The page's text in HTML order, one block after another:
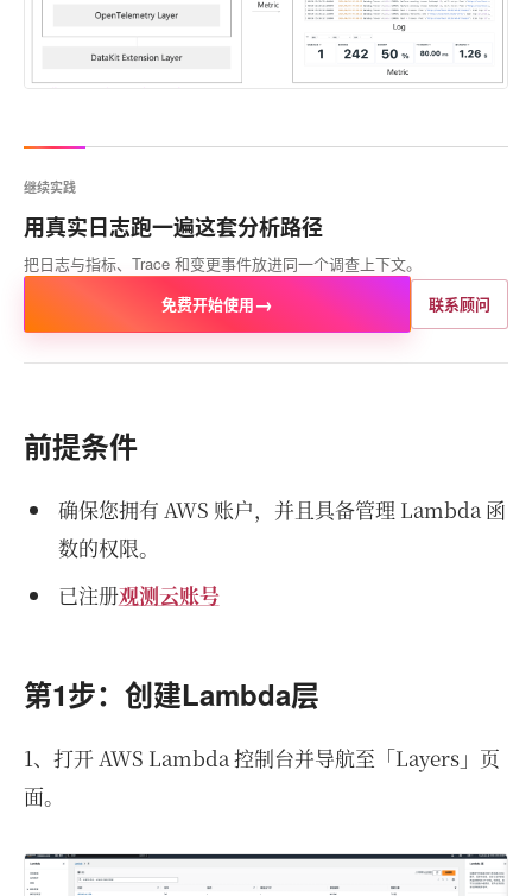
继续实践
用真实日志跑一遍这套分析路径
把日志与指标、Trace 和变更事件放进同一个调查上下文。
免费开始使用→ 联系顾问
前提条件
确保您拥有 AWS 账户，并且具备管理 Lambda 函
数的权限。
已注册观测云账号
第1步：创建Lambda层
1、打开 AWS Lambda 控制台并导航至「Layers」页
面。